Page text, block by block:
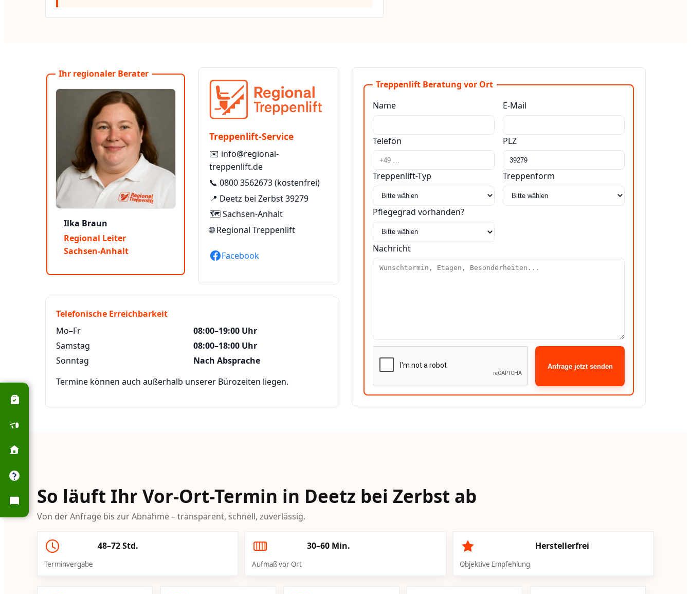
Ihr regionaler Berater
Ilka Braun
Regional Leiter
Sachsen-Anhalt
Treppenlift-Service
✉️ info@regional-
treppenlift.de
📞 0800 3562673(kostenfrei)
📍 Deetz bei Zerbst 39279
🗺️ Sachsen-Anhalt
🌐Regional Treppenlift
Facebook
Telefonische Erreichbarkeit
Mo–Fr
08:00–19:00 Uhr
Samstag
08:00–18:00 Uhr
Sonntag
Nach Absprache
Termine können auch außerhalb unserer Bürozeiten liegen.
Treppenlift Beratung vor Ort
Name
E-Mail
Telefon PLZ
Treppenlift-Typ Treppenform
Pflegegrad vorhanden?
Nachricht
Anfrage jetzt senden
So läuft Ihr Vor-Ort-Termin in Deetz bei Zerbst ab
Von der Anfrage bis zur Abnahme – transparent, schnell, zuverlässig.
48–72 Std.
Terminvergabe
30–60 Min.
Aufmaß vor Ort
Herstellerfrei
Objektive Empfehlung